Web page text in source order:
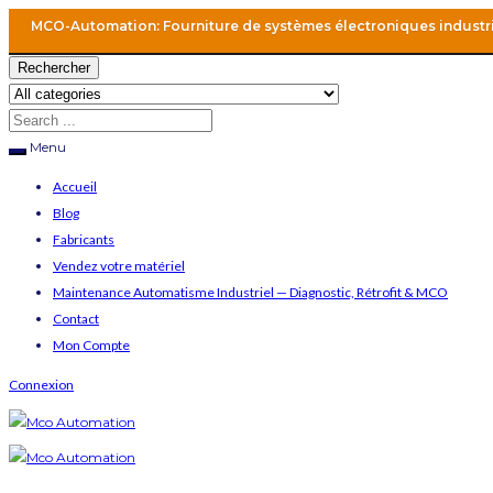
MCO-Automation: Fourniture de systèmes électroniques
Rechercher
Menu
Accueil
Blog
Fabricants
Vendez votre matériel
Maintenance Automatisme Industriel — Diagnostic, Rétrofit & MCO
Contact
Mon Compte
Connexion